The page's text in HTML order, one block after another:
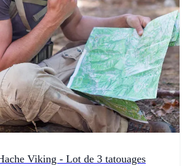
Viking - Lot de 3 tatouages